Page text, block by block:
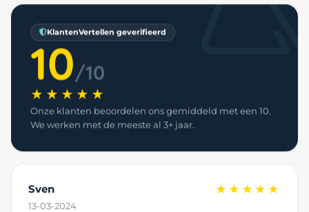
KlantenVertellen geverifieerd
10/10
★★★★★
Onze klanten beoordelen ons gemiddeld met een 10.
We werken met de meeste al 3+ jaar.
Sven
13-03-2024
★★★★★